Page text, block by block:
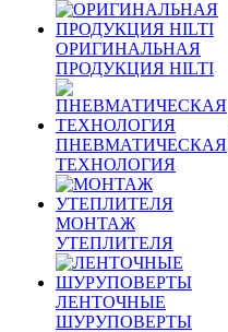
ОРИГИНАЛЬНАЯ
ПРОДУКЦИЯ HILTI
ПНЕВМАТИЧЕСКАЯ
ТЕХНОЛОГИЯ
МОНТАЖ
УТЕПЛИТЕЛЯ
ЛЕНТОЧНЫЕ
ШУРУПОВЕРТЫ